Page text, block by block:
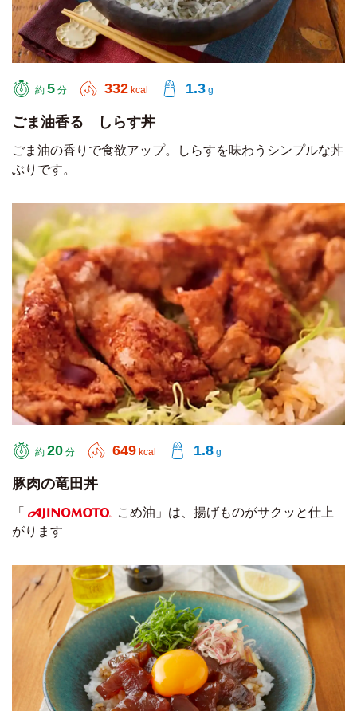
約 5 分 332 kcal 1.3 g
ごま油香る しらす丼
ごま油の香りで食欲アップ。しらすを味わうシンプルな丼
ぶりです。
約 20 分 649 kcal 1.8 g
豚肉の竜田丼
「
AJINOMOTO
こめ油」は、揚げものがサクッと仕上
がります